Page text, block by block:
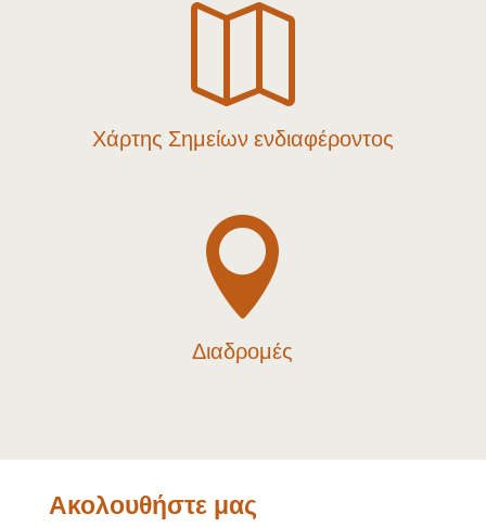

Χάρτης Σημείων ενδιαφέροντος

Διαδρομές
Ακολουθήστε μας